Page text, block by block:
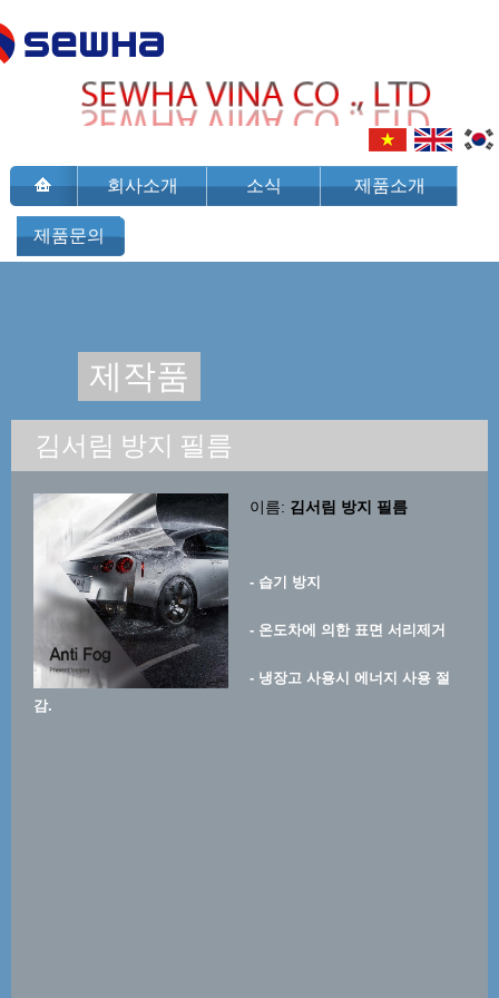
회사소개 소식 제품소개
제품문의
제작품
김서림 방지 필름
이름: 김서림 방지 필름
- 습기 방지
- 온도차에 의한 표면 서리제거
- 냉장고 사용시 에너지 사용 절
감.